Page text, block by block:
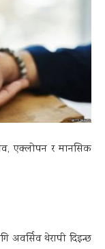
एक्लोपन र मानसिक
अवर्सिव थेरापी दिइन्छ